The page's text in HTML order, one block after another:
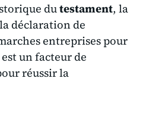
dutestament, la
déclaration de
entreprises pour
un facteur de
réussir la